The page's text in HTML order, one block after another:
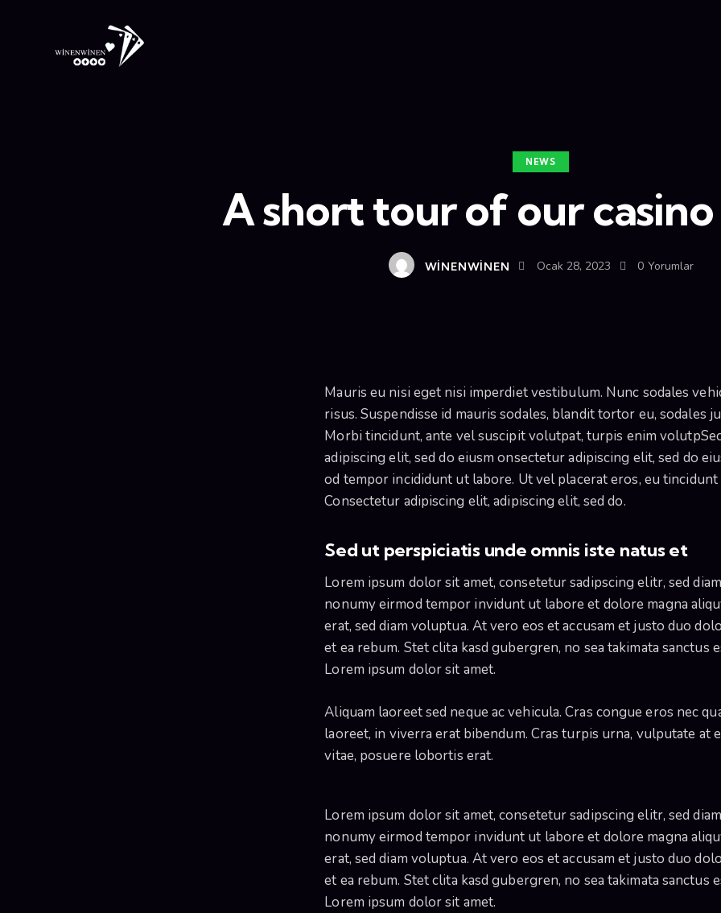
NEWS
A short tour of our
WINENWINEN Ocak 28, 2023 0 Yorumlar
Mauris eu nisi eget nisi imperdiet vestibulum. Nunc sodales
risus. Suspendisse id mauris sodales, blandit tortor eu, sodales
Morbi tincidunt, ante vel suscipit volutpat, turpis enim
adipiscing elit, sed do eiusm onsectetur adipiscing elit, sed do
od tempor incididunt ut labore. Ut vel placerat eros, eu
Consectetur adipiscing elit, adipiscing elit, sed do.
Sed ut perspiciatis unde omnis iste natus et
Lorem ipsum dolor sit amet, consetetur sadipscing elitr, sed diam
nonumy eirmod tempor invidunt ut labore et dolore magna
erat, sed diam voluptua. At vero eos et accusam et justo duo
et ea rebum. Stet clita kasd gubergren, no sea takimata sanctus
Lorem ipsum dolor sit amet.
Aliquam laoreet sed neque ac vehicula. Cras congue eros nec
laoreet, in viverra erat bibendum. Cras turpis urna, vulputate at
vitae, posuere lobortis erat.
Lorem ipsum dolor sit amet, consetetur sadipscing elitr, sed diam
nonumy eirmod tempor invidunt ut labore et dolore magna
erat, sed diam voluptua. At vero eos et accusam et justo duo
et ea rebum. Stet clita kasd gubergren, no sea takimata sanctus
Lorem ipsum dolor sit amet.